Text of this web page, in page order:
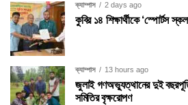
ক্যাম্পাস 2 days ago
কুবির ১৪ শিক্ষার্থীকে ‘স্পোর্টস
ক্যাম্পাস 13 hours ago
জুলাই গণঅভ্যুত্থানের দুই
সমিতির বৃক্ষরোপণ